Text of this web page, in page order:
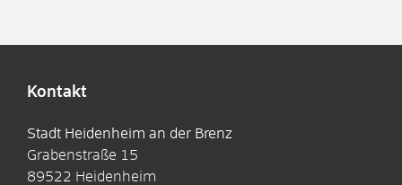
Kontakt
Stadt Heidenheim an der Brenz
Grabenstraße 15
89522 Heidenheim